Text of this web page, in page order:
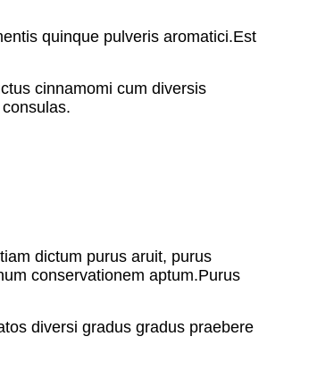
quinque pulveris aromatici.Est
cinnamomi cum diversis
dictum purus aruit, purus
conservationem aptum.Purus
diversi gradus gradus praebere